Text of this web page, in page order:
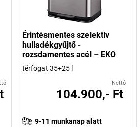
Érintésmentes szelektív
hulladékgyűjtő -
rozsdamentes acél – EKO
térfogat 35+25 l
Nettó
104.900,- Ft
9-11 munkanap alatt